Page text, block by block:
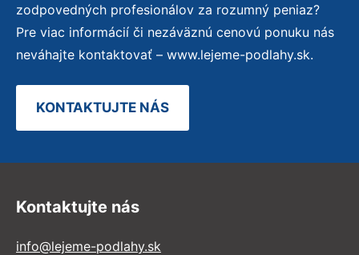
zodpovedných profesionálov za rozumný peniaz?
Pre viac informácií či nezáväznú cenovú ponuku nás
neváhajte kontaktovať – www.lejeme-podlahy.sk.
KONTAKTUJTE NÁS
Kontaktujte nás
info@lejeme-podlahy.sk